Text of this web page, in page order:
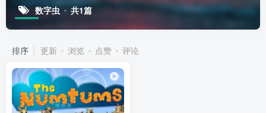
数字虫 共1篇
排序 更新 浏览 点赞 评论